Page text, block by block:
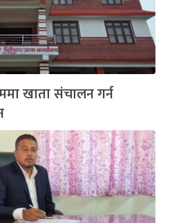
खाता संचालन गर्न